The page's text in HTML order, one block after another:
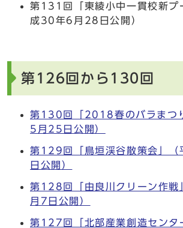
第131回「東綾小中一貫校新プ
成30年6月28日公開）
第126回から130回
第130回「2018春のバラまつ
5月25日公開）
第129回「鳥垣渓谷散策会」
日公開）
第128回「由良川クリーン作
月7日公開）
第127回「北部産業創造センタ